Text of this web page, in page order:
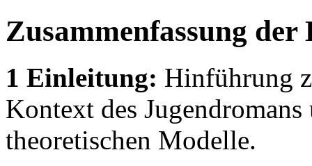
Zusammenfassung der
1 Einleitung: Hinführung
Kontext des
theoretischen Modelle.